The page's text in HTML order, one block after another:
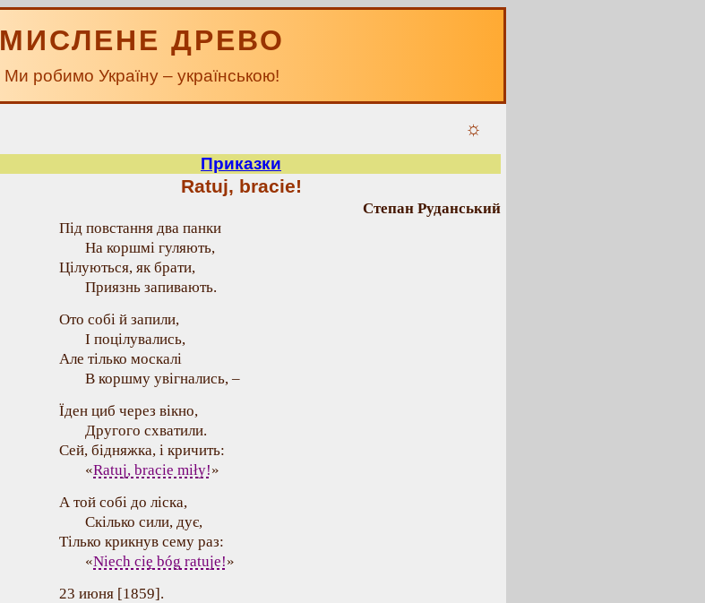
МИСЛЕНЕ ДРЕВО
Ми робимо Україну – українською!
☼
Приказки
Ratuj, bracie!
Степан Руданський
Під повстання два панки
На коршмі гуляють,
Цілуються, як брати,
Приязнь запивають.
Ото собі й запили,
І поцілувались,
Але тілько москалі
В коршму увігнались, –
Їден циб через вікно,
Другого схватили.
Сей, бідняжка, і кричить:
«Ratuj, bracie miły!»
А той собі до ліска,
Скілько сили, дує,
Тілько крикнув сему раз:
«Niech cię bóg ratuje!»
23 июня [1859].